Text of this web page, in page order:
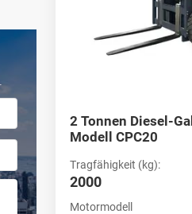
2 Tonnen Diesel-
Modell CPC20
Tragfähigkeit (kg):
2000
Motormodell